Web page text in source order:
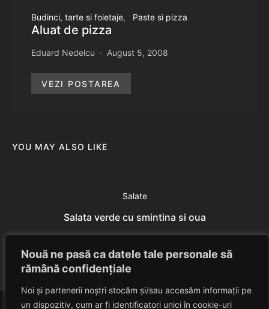
Nouă ne pasă ca datele tale personale să
rămână confidențiale
Noi și partenerii noștri stocăm și/sau accesăm informații pe
un dispozitiv, cum ar fi identificatori unici în cookie-uri
Budinci, tarte si foietaje Paste si pizza
Aluat de pizza
Eduard Nedelcu August 5, 2008
VEZI POSTAREA
YOU MAY ALSO LIKE
Salate
Salata verde cu smintina si oua
Eduard Nedelcu July 7, 2014